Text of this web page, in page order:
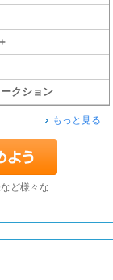
ークション
もっと見る
ど様々な